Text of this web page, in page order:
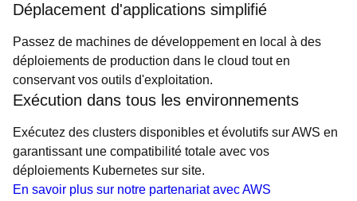
Déplacement d'applications simplifié
Passez de machines de développement en local à des
déploiements de production dans le cloud tout en
conservant vos outils d'exploitation.
Exécution dans tous les environnements
Exécutez des clusters disponibles et évolutifs sur AWS en
garantissant une compatibilité totale avec vos
déploiements Kubernetes sur site.
En savoir plus sur notre partenariat avec AWS